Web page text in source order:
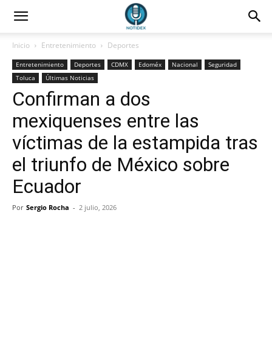
Inicio Entretenimiento Deportes
Entretenimiento Deportes CDMX Edoméx Nacional
Seguridad
Toluca
Últimas Noticias
Confirman a dos
mexiquenses entre las
víctimas de la estampida tras
el triunfo de México sobre
Ecuador
Por Sergio Rocha - 2 julio, 2026